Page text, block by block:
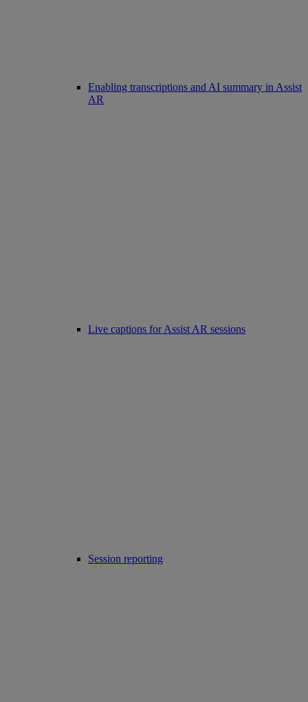
Enabling transcriptions and AI summary in Assist
AR
Live captions for Assist AR sessions
Session reporting